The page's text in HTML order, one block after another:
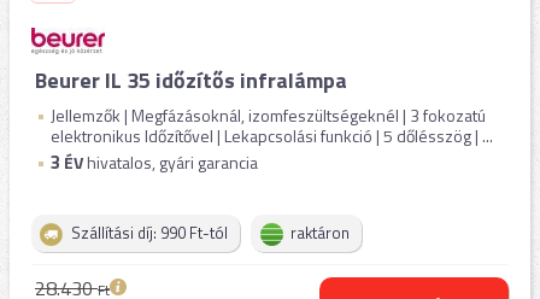
Beurer IL 35 időzítős infralámpa
Jellemzők | Megfázásoknál, izomfeszültségeknél | 3 fokozatú
elektronikus Időzítővel | Lekapcsolási funkció | 5 dőlésszög | ...
3 ÉVhivatalos, gyári garancia
Szállítási díj: 990 Ft-tól raktáron
28.430Ft